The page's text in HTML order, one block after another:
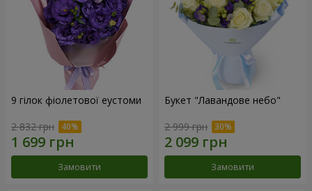
9 гілок фіолетової еустоми
2 832 грн
Замовити
Букет "Лавандове небо"
2 999 грн
Замовити